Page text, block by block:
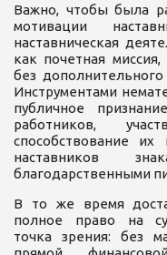
Важно, чтобы была
мотивации
наставническая
как почетная
без
Инструментами
публичное
работников,
способствование их
наставников
благодарственными
В то же время
полное право на
точка зрения: без